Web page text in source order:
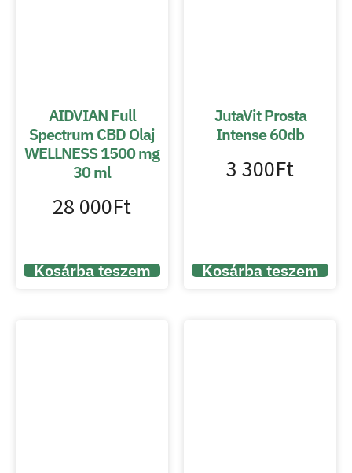
AIDVIAN Full
Spectrum CBD Olaj
WELLNESS 1500 mg
30 ml
28 000Ft
Kosárba teszem
JutaVit Prosta
Intense 60db
3 300Ft
Kosárba teszem